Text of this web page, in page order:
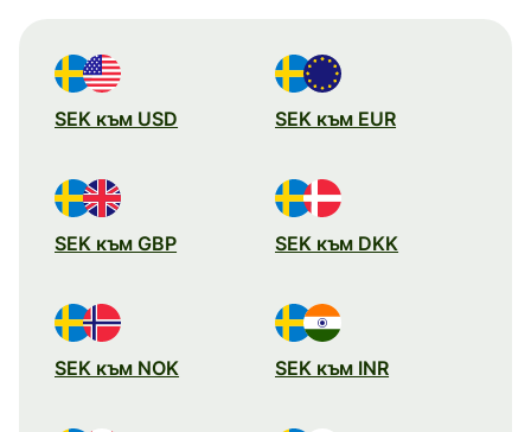
SEK към USD SEK към EUR
SEK към GBP SEK към DKK
SEK към NOK SEK към INR